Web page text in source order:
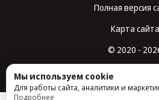
Полная версия
Карта сайта
© 2020 -
Мы используем cookie
Для работы сайта, аналитики и
Подробнее